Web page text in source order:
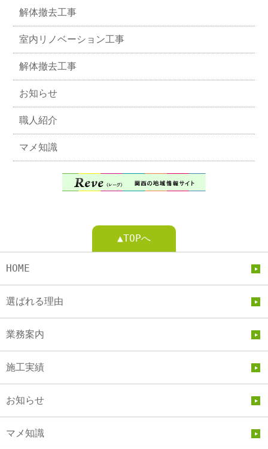
解体撤去工事
室内リノベーション工事
解体撤去工事
お知らせ
職人紹介
マメ知識
▲TOPへ
HOME
選ばれる理由
業務案内
施工実績
お知らせ
マメ知識